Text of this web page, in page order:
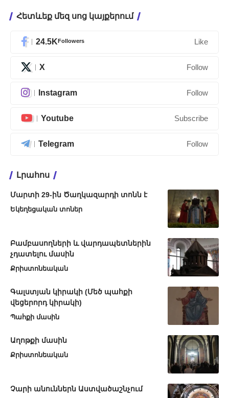
Հետևեք մեզ սոց կայքերում
24.5KFollowers Like
X Follow
Instagram Follow
Youtube Subscribe
Telegram Follow
Լրահոս
Մարտի 29-ին Ծաղկազարդի տոնն է
Եկեղեցական տոներ
Բամբասողների և վարդապետներին
չդատելու մասին
Քրիստոնեական
Գալստյան կիրակի (Մեծ պահքի
վեցերորդ կիրակի)
Պահքի մասին
Աղոթքի մասին
Քրիստոնեական
Չարի անուններն Աստվածաշնչում